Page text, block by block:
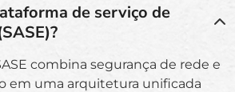
de serviço de
combina segurança de rede e
em uma arquitetura unificada